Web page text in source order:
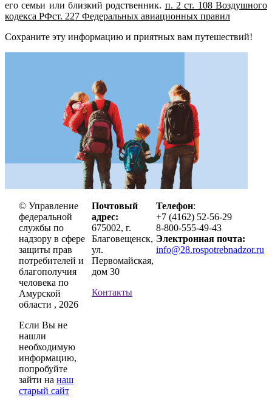
его семьи или близкий родственник. п. 2 ст. 108 Воздушного
кодекса РФст. 227 Федеральных авиационных правил
Сохраните эту информацию и приятных вам путешествий!
© Управление
федеральной
службы по
надзору в сфере
защиты прав
потребителей и
благополучия
человека по
Амурской
области , 2026
Если Вы не
нашли
необходимую
информацию,
попробуйте
зайти на наш
старый сайт
Почтовый
адрес:
675002, г.
Благовещенск,
ул.
Первомайская,
дом 30
Контакты
Телефон:
+7 (4162) 52-56-29
8-800-555-49-43
Электронная почта:
info@28.rospotrebnadzor.ru